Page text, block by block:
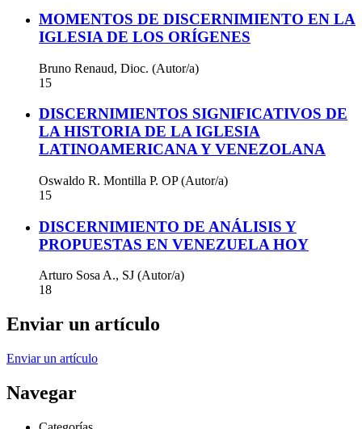
MOMENTOS DE DISCERNIMIENTO EN LA
IGLESIA DE LOS ORÍGENES
Bruno Renaud, Dioc. (Autor/a)
15
DISCERNIMIENTOS SIGNIFICATIVOS DE
LA HISTORIA DE LA IGLESIA
LATINOAMERICANA Y VENEZOLANA
Oswaldo R. Montilla P. OP (Autor/a)
15
DISCERNIMIENTO DE ANÁLISIS Y
PROPUESTAS EN VENEZUELA HOY
Arturo Sosa A., SJ (Autor/a)
18
Enviar un artículo
Enviar un artículo
Navegar